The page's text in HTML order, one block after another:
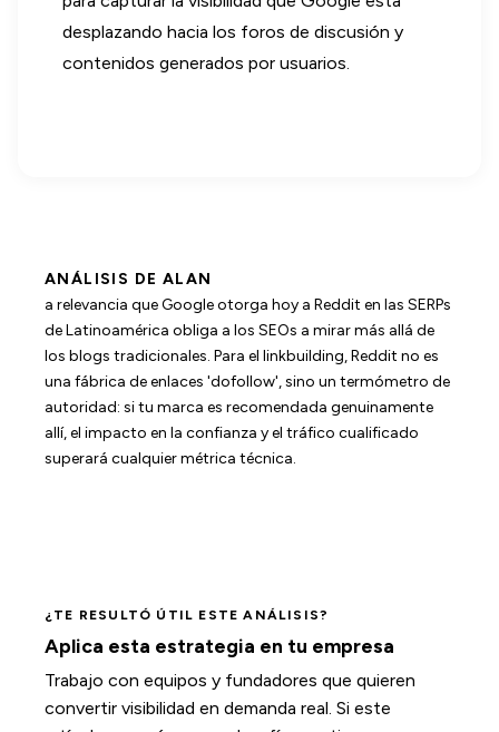
desplazando hacia los foros de discusión y
contenidos generados por usuarios.
ANÁLISIS DE ALAN
a relevancia que Google otorga hoy a Reddit en las SERPs
de Latinoamérica obliga a los SEOs a mirar más allá de
los blogs tradicionales. Para el linkbuilding, Reddit no es
una fábrica de enlaces 'dofollow', sino un termómetro de
autoridad: si tu marca es recomendada genuinamente
allí, el impacto en la confianza y el tráfico cualificado
superará cualquier métrica técnica.
¿TE RESULTÓ ÚTIL ESTE ANÁLISIS?
Aplica esta estrategia en tu empresa
Trabajo con equipos y fundadores que quieren
convertir visibilidad en demanda real. Si este